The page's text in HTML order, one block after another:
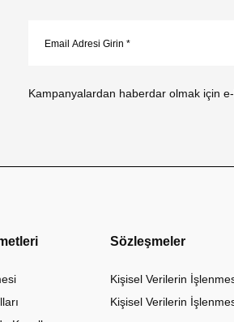
Kampanyalardan haberdar olmak için
Sözleşmeler
Kişisel Verilerin
Kişisel Verilerin